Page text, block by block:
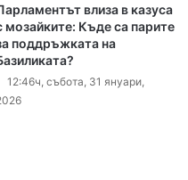
влиза в казуса
мозайките: Къде са парите
поддръжката на
12:46ч, събота, 31 януари,